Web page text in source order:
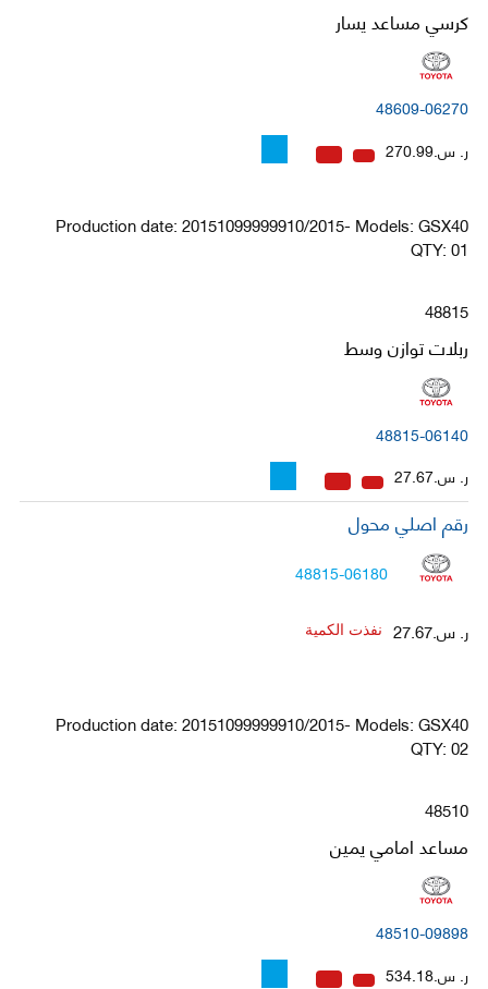
كرسي مساعد يسار
48609-06270
ر. س.270.99
Production date: 20151099999910/2015- Models: GSX40
QTY: 01
48815
ربلات توازن وسط
48815-06140
ر. س.27.67
رقم اصلي محول
48815-06180
ر. س.27.67 نفذت الكمية
Production date: 20151099999910/2015- Models: GSX40
QTY: 02
48510
مساعد امامي يمين
48510-09898
ر. س.534.18